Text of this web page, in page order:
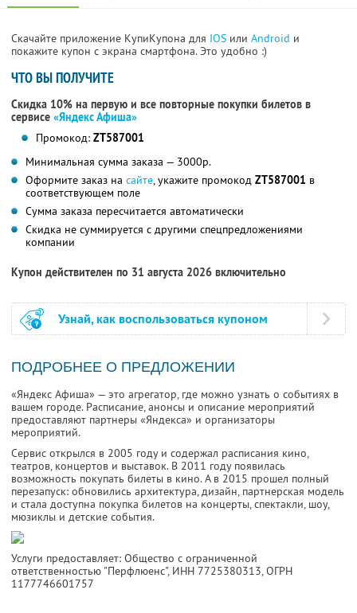
Скачайте приложение КупиКупона для IOS или Android и
покажите купон с экрана смартфона. Это удобно :)
ЧТО ВЫ ПОЛУЧИТЕ
Скидка 10% на первую и все повторные покупки билетов в
сервисе «Яндекс Афиша»
Промокод: ZT587001
Минимальная сумма заказа — 3000р.
Оформите заказ на сайте, укажите промокод ZT587001 в
соответствующем поле
Сумма заказа пересчитается автоматически
Скидка не суммируется с другими спецпредложениями
компании
Купон действителен по 31 августа 2026 включительно
Узнай, как воспользоваться купоном
ПОДРОБНЕЕ О ПРЕДЛОЖЕНИИ
«Яндекс Афиша» — это агрегатор, где можно узнать о событиях в
вашем городе. Расписание, анонсы и описание мероприятий
предоставляют партнеры «Яндекса» и организаторы
мероприятий.
Сервис открылся в 2005 году и содержал расписания кино,
театров, концертов и выставок. В 2011 году появилась
возможность покупать билеты в кино. А в 2015 прошел полный
перезапуск: обновились архитектура, дизайн, партнерская модель
и стала доступна покупка билетов на концерты, спектакли, шоу,
мюзиклы и детские события.
Услуги предоставляет: Общество с ограниченной
ответственностью "Перфлюенс", ИНН 7725380313, ОГРН
1177746601757